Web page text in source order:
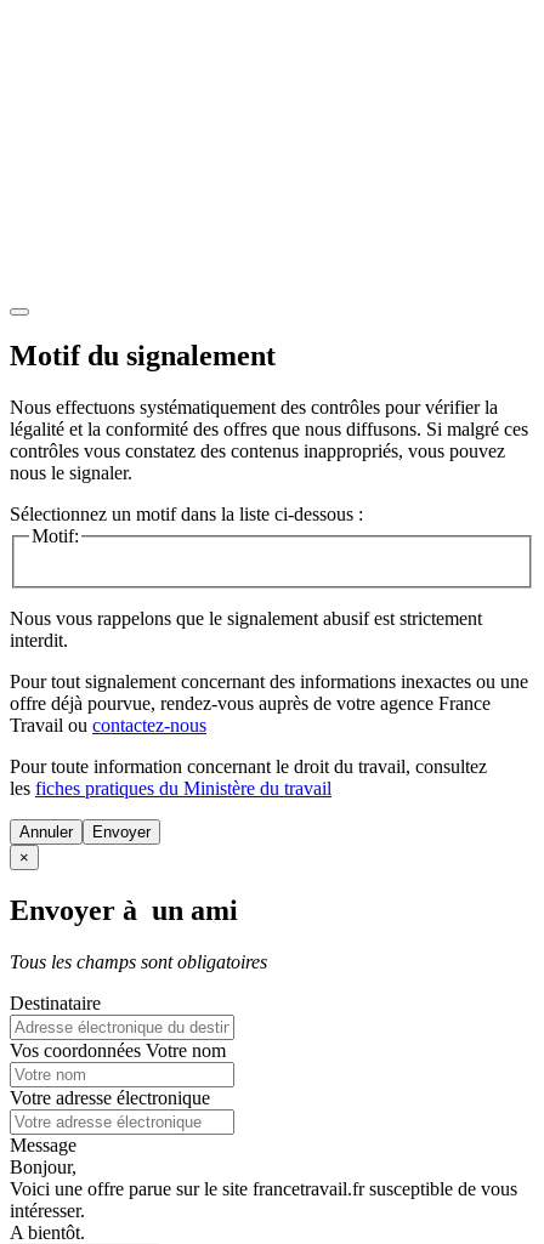
Motif du signalement
Nous effectuons systématiquement des contrôles pour vérifier la
légalité et la conformité des offres que nous diffusons. Si malgré ces
contrôles vous constatez des contenus inappropriés, vous pouvez
nous le signaler.
Sélectionnez un motif dans la liste ci-dessous :
Motif:
Nous vous rappelons que le signalement abusif est strictement
interdit.
Pour tout signalement concernant des informations inexactes ou une
offre déjà pourvue, rendez-vous auprès de votre agence France
Travail ou contactez-nous
Pour toute information concernant le droit du travail, consultez
les fiches pratiques du Ministère du travail
Annuler
×
Envoyer à un ami
Tous les champs sont obligatoires
Destinataire
Vos coordonnées Votre nom
Votre adresse électronique
Message
Bonjour,
Voici une offre parue sur le site francetravail.fr susceptible de vous
intéresser.
A bientôt.